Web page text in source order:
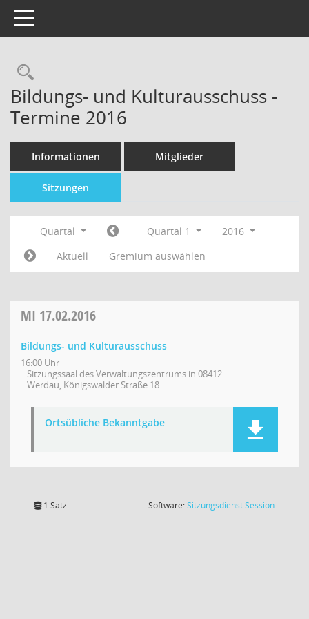
Toggle navigation
Bildungs- und Kulturausschuss -
Termine 2016
Informationen Mitglieder
Sitzungen
Quartal Quartal 1
2016
Aktuell
Gremium auswählen
MI 17.02.2016
Bildungs- und Kulturausschuss
16:00 Uhr
Sitzungssaal des Verwaltungszentrums in 08412
Werdau, Königswalder Straße 18
Ortsübliche Bekanntgabe
1 Satz Software:SitzungsdienstSession(Wird in